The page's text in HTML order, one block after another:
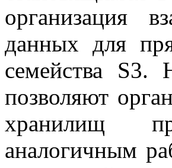
организация
данных для
семейства S3.
позволяют
хранилищ
аналогичным